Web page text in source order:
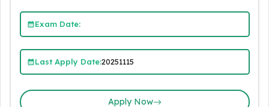
Exam Date:
Last Apply Date:20251115
Apply Now